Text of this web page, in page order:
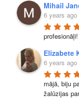
Mihail
6 years ago
Elizabete
6 years ago
mājā, biju
žalūzijas